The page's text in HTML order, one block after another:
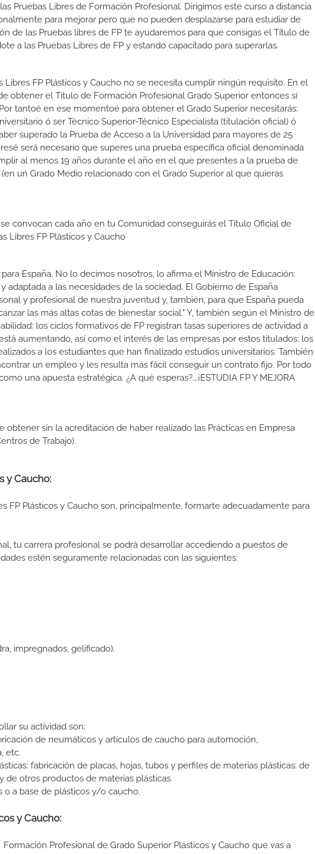
Pruebas Libres de Formación Profesional. Dirigimos este curso a distancia
para mejorar pero que no pueden desplazarse para estudiar de
de las Pruebas libres de FP te ayudaremos para que consigas el Título de
a las Pruebas Libres de FP y estando capacitado para superarlas.
FP Plásticos y Caucho no se necesita cumplir ningún requisito. En el
obtener el Titulo de Formación Profesional Grado Superior entonces sí
tantoé en ese momentoé para obtener el Grado Superior necesitarás:
ó ser Técnico Superior-Técnico Especialista (titulación oficial) ó
superado la Prueba de Acceso a la Universidad para mayores de 25
será necesario que superes una prueba específica oficial denominada
al menos 19 años durante el año en el que presentes a la prueba de
un Grado Medio relacionado con el Grado Superior al que quieras
convocan cada año en tu Comunidad conseguirás el Título Oficial de
Libres FP Plásticos y Caucho
España. No lo decimos nosotros, lo afirma el Ministro de Educación:
adaptada a las necesidades de la sociedad. El Gobierno de España
y profesional de nuestra juventud y, también, para que España pueda
las más altas cotas de bienestar social." Y, también según el Ministro de
los ciclos formativos de FP registran tasas superiores de actividad a
aumentando, así como el interés de las empresas por estos titulados: los
a los estudiantes que han finalizado estudios universitarios. También
un empleo y les resulta más fácil conseguir un contrato fijo. Por todo
una apuesta estratégica. ¿A qué esperas?...¡ESTUDIA FP Y MEJORA
sin la acreditación de haber realizado las Prácticas en Empresa
de Trabajo).
y Caucho:
FP Plásticos y Caucho son, principalmente, formarte adecuadamente para
tu carrera profesional se podrá desarrollar accediendo a puestos de
estén seguramente relacionadas con las siguientes:
impregnados, gelificado).
su actividad son:
de neumáticos y artículos de caucho para automoción,
etc.
fabricación de placas, hojas, tubos y perfiles de materias plásticas; de
de otros productos de materias plásticas.
o a base de plásticos y/o caucho.
y Caucho:
Profesional de Grado Superior Plásticos y Caucho que vas a